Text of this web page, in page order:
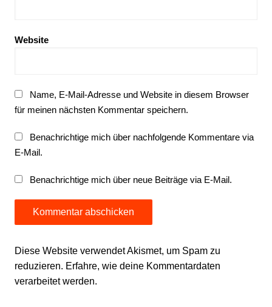
Website
Name, E-Mail-Adresse und Website in diesem Browser
für meinen nächsten Kommentar speichern.
Benachrichtige mich über nachfolgende Kommentare via
E-Mail.
Benachrichtige mich über neue Beiträge via E-Mail.
Diese Website verwendet Akismet, um Spam zu
reduzieren. Erfahre, wie deine Kommentardaten
verarbeitet werden.